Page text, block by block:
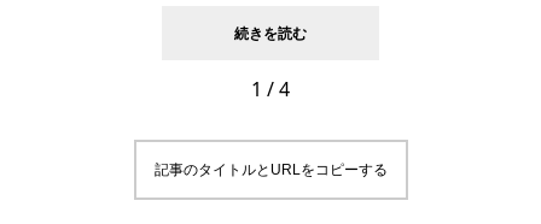
続きを読む
1 / 4
記事のタイトルとURLをコピーする